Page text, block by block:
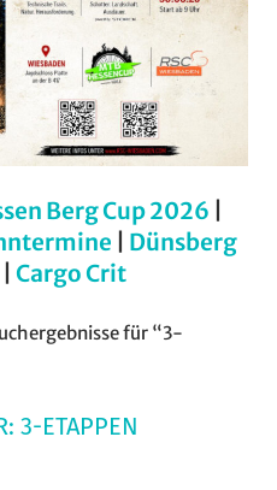
Berg Cup 2026
Dünsberg
Cargo Crit
für “3-
3-ETAPPEN